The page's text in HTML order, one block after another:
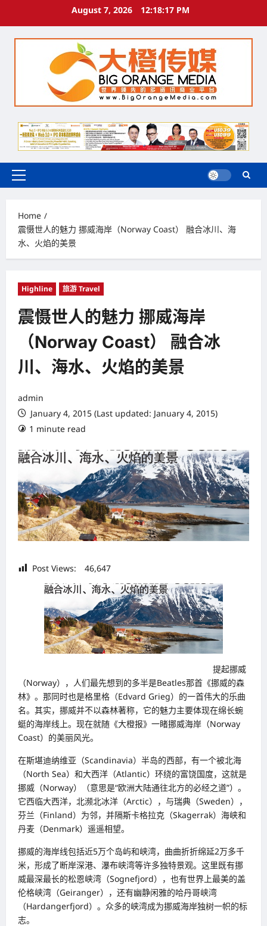
August 7, 2026 12:18:17 PM
Primary
Home
震慑世人的魅力 挪威海岸（Norway Coast） 融合冰川、海
水、火焰的美景
Highline 旅游 Travel
震慑世人的魅力 挪威海岸
（Norway Coast） 融合冰
川、海水、火焰的美景
admin
January 4, 2015 (Last updated: January 4, 2015)
1 minute read
Post Views: 46,647
提起挪威
（Norway），人们最先想到的多半是Beatles那首《挪威的森
林》。那同时也是格里格（Edvard Grieg）的一首伟大的乐曲
名。其实，挪威并不以森林著称，它的魅力主要体现在绵长蜿
蜓的海岸线上。现在就随《大橙报》一睹挪威海岸（Norway
Coast）的美丽风光。
在斯堪迪纳维亚（Scandinavia）半岛的西部，有一个被北海
（North Sea）和大西洋（Atlantic）环绕的富饶国度，这就是
挪威（Norway）（意思是“欧洲大陆通往北方的必经之道”）。
它西临大西洋，北濒北冰洋（Arctic），与瑞典（Sweden），
芬兰（Finland）为邻，并隔斯卡格拉克（Skagerrak）海峡和
丹麦（Denmark）遥遥相望。
挪威的海岸线包括近5万个岛屿和峡湾，曲曲折折绵延2万多千
米，形成了断岸深港、瀑布峡湾等许多独特景观。这里既有挪
威最深最长的松恩峡湾（Sognefjord），也有世界上最美的盖
伦格峡湾（Geiranger），还有幽静闲雅的哈丹哥峡湾
（Hardangerfjord）。众多的峡湾成为挪威海岸独树一帜的标
志。